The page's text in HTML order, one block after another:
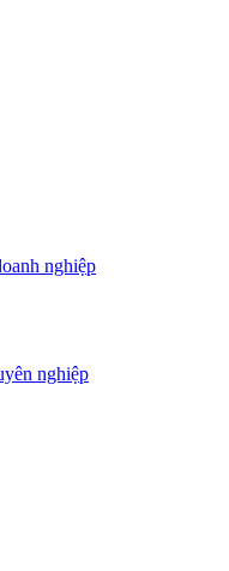
nghiệp
nghiệp